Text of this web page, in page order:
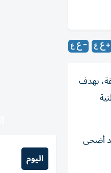
بهدف
أضحى
اليوم